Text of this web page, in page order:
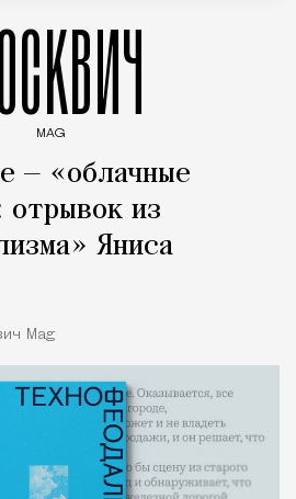
MAG
— «облачные
отрывок из
Яниса
Mag